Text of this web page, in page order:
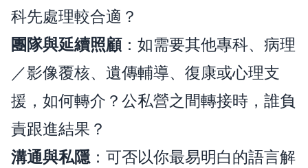
科先處理較合適？
團隊與延續照顧：如需要其他專科、病理
／影像覆核、遺傳輔導、復康或心理支
援，如何轉介？公私營之間轉接時，誰負
責跟進結果？
溝通與私隱：可否以你最易明白的語言解